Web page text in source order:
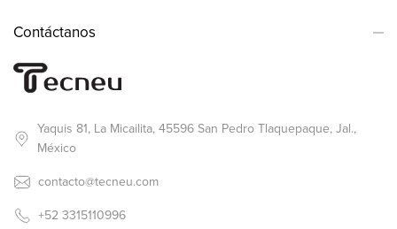
Contáctanos
Yaquis 81, La Micailita, 45596 San Pedro Tlaquepaque, Jal.,
México
contacto@tecneu.com
+52 3315110996